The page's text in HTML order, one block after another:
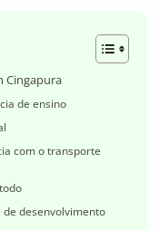
Cingapura
de ensino
com o transporte
desenvolvimento